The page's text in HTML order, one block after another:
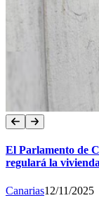
El Parlamento de
regulará la
Canarias12/11/2025